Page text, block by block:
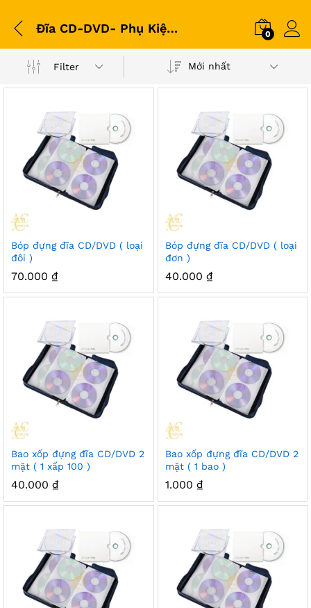
Đĩa CD-DVD- Phụ Kiện Đĩa 0
Filter Mới nhất
Bóp đựng đĩa CD/DVD ( loại
đôi )
70.000 ₫
Bóp đựng đĩa CD/DVD ( loại
đơn )
40.000 ₫
Bao xốp đựng đĩa CD/DVD 2
mặt ( 1 xấp 100 )
40.000 ₫
Bao xốp đựng đĩa CD/DVD 2
mặt ( 1 bao )
1.000 ₫